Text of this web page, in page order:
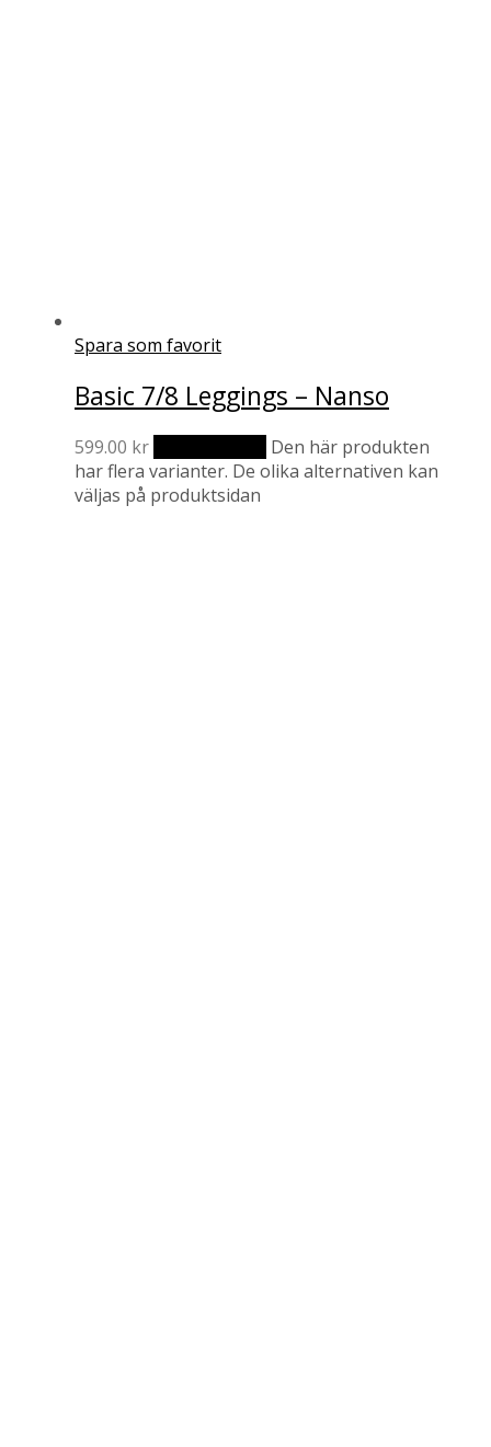
Spara som favorit
Basic 7/8 Leggings – Nanso
599.00 kr
Den här produkten
har flera varianter. De olika alternativen kan
väljas på produktsidan